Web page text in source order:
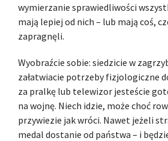
wymierzanie sprawiedliwości
mają lepiej od nich – lub mają coś,
zapragnęli.
Wyobraźcie sobie: siedzicie w
załatwiacie potrzeby fizjologiczne
za pralkę lub telewizor jesteście
na wojnę. Niech idzie, może choć
przywiezie jak wróci. Nawet jeżeli
medal dostanie od państwa – i